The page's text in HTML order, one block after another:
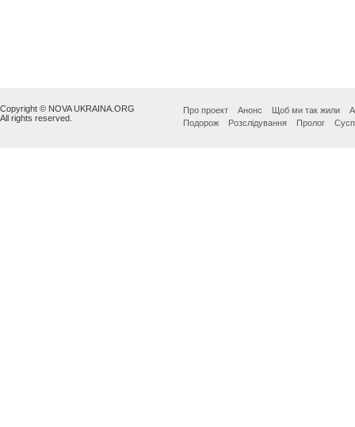
Copyright © NOVA UKRAINA.ORG
All rights reserved.
Про проект Анонс Щоб ми так жили
Подорож
Розслідування Пролог